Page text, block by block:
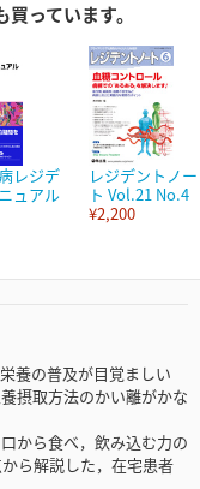
っています。
レジデ
ュアル
レジデントノー
ト Vol.21 No.4
¥2,200
養の普及が目覚ましい
摂取方法のかい離がかな
から食べ，飲み込む力の
ら解説した，在宅患者